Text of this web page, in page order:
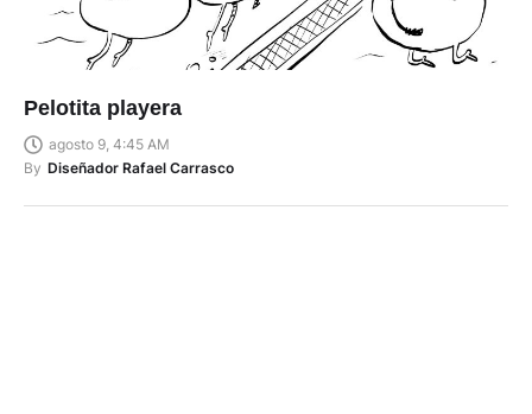
Pelotita playera
agosto 9, 4:45 AM
By Diseñador Rafael Carrasco